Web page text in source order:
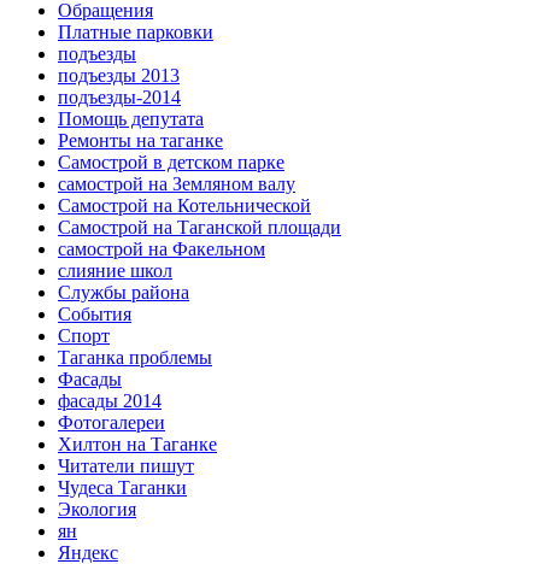
Обращения
Платные парковки
подъезды
подъезды 2013
подъезды-2014
Помощь депутата
Ремонты на таганке
Самострой в детском парке
самострой на Земляном валу
Самострой на Котельнической
Самострой на Таганской площади
самострой на Факельном
слияние школ
Службы района
События
Спорт
Таганка проблемы
Фасады
фасады 2014
Фотогалереи
Хилтон на Таганке
Читатели пишут
Чудеса Таганки
Экология
ян
Яндекс